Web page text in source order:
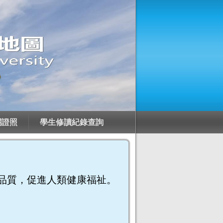
照 學生修讀紀錄查詢
，促進人類健康福祉。